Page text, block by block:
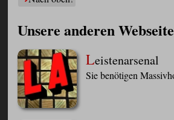
Unsere anderen
Leistenarsenal
Sie benötigen